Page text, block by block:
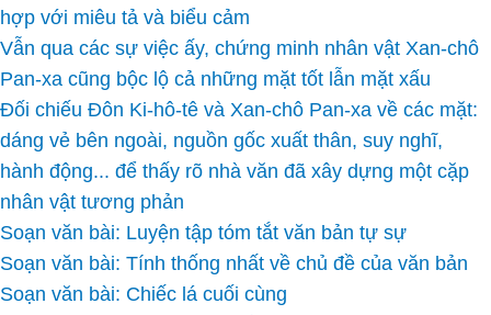
hợp với miêu tả và biểu cảm
Vẫn qua các sự việc ấy, chứng minh nhân vật Xan-chô
Pan-xa cũng bộc lộ cả những mặt tốt lẫn mặt xấu
Đối chiếu Đôn Ki-hô-tê và Xan-chô Pan-xa về các mặt:
dáng vẻ bên ngoài, nguồn gốc xuất thân, suy nghĩ,
hành động... để thấy rõ nhà văn đã xây dựng một cặp
nhân vật tương phản
Soạn văn bài: Luyện tập tóm tắt văn bản tự sự
Soạn văn bài: Tính thống nhất về chủ đề của văn bản
Soạn văn bài: Chiếc lá cuối cùng